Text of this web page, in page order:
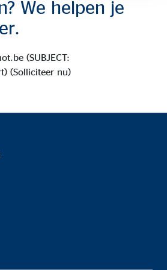
We helpen je
(SUBJECT:
(Solliciteer nu)